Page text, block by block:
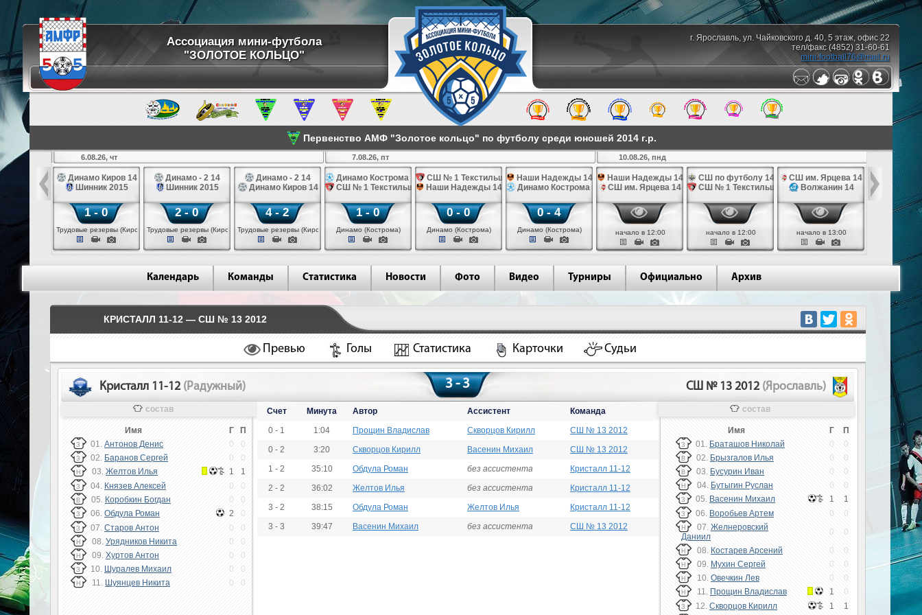
Ассоциация мини-футбола
"ЗОЛОТОЕ КОЛЬЦО"
г. Ярославль, ул. Чайковского д. 40, 5 этаж, офис 22
тел/факс (4852) 31-60-61
mini-football76@mail.ru
Первенство АМФ "Золотое кольцо" по футболу среди юношей 2014 г.р.
белые 14
6.08.26, чт
Динамо Киров 14
Шинник 2015
1 - 0
Трудовые резервы (Киров)
Динамо - 2 14
Шинник 2015
2 - 0
Трудовые резервы (Киров)
Динамо - 2 14
Динамо Киров 14
4 - 2
Трудовые резервы (Киров)
7.08.26, пт
Динамо Кострома 14
СШ № 1 Текстильщик 14
1 - 0
Динамо (Кострома)
СШ № 1 Текстильщик 14
Наши Надежды 14
0 - 0
Динамо (Кострома)
Наши Надежды 14
Динамо Кострома 14
0 - 4
Динамо (Кострома)
10.08.26, пнд
Наши Надежды 14
СШ им. Ярцева 14
начало в 12:00
СШ по футболу 14
СШ № 1 Текстильщик 14
начало в 12:00
СШ им. Ярцева 14
Волжанин 14
начало в 13:00
Календарь Команды Статистика Новости Фото Видео Турниры Официально Архив
КРИСТАЛЛ 11-12 — СШ № 13 2012
Превью Голы Статистика Карточки Судьи
Кристалл 11-12 (Радужный) 3 - 3 СШ № 13 2012 (Ярославль)
состав
Имя Г П
З 01. Антонов Денис 0 0
З 02. Баранов Сергей 0 0
Н 03. Желтов Илья 1 1
З 04. Князев Алексей 0 0
В 05. Коробкин Богдан 0 0
З 06. Обдула Роман 2 0
З 07. Старов Антон 0 0
Н 08. Урядников Никита 0 0
Н 09. Хуртов Антон 0 0
З 10. Шуралев Михаил 0 0
Н 11. Шуянцев Никита 0 0
Счет Минута Автор Ассистент
Команда
0 - 1
1:04 Прощин Владислав Скворцов Кирилл
СШ № 13 2012
0 - 2
3:20 Скворцов Кирилл Васенин Михаил
СШ № 13 2012
1 - 2
35:10 Обдула Роман без ассистента
Кристалл 11-12
2 - 2
36:02 Желтов Илья без ассистента
Кристалл 11-12
3 - 2
38:15 Обдула Роман Желтов Илья
Кристалл 11-12
3 - 3
39:47 Васенин Михаил без ассистента СШ № 13 2012
состав
Имя Г П
З 01. Браташов Николай 0 0
В 02. Брызгалов Илья 0 0
В 03. Бусурин Иван 0 0
Н 04. Бутыгин Руслан 0 0
З 05. Васенин Михаил 1 1
З 06. Воробьев Артем 0 0
Н 07. Желнеровский
Даниил
0 0
Н 08. Костарев Арсений 0 0
Н 09. Мухин Сергей 0 0
Н 10. Овечкин Лев 0 0
Н 11. Прощин Владислав 1 0
З 12. Скворцов Кирилл 1 1